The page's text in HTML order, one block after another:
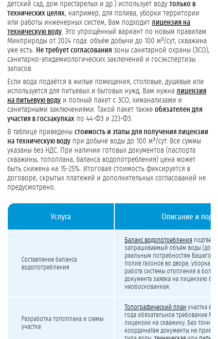
детский сад, дом престарелых и др.) использует воду только в
технических целях, например, для полива, уборки территории
или работы инженерных систем, Вам подходит лицензия на
техническую воду . Это упрощённый вариант по новым правилам
Минприроды от 2024 года: объём добычи до 100 м³/сут, скважина
уже есть. Не требует согласования зоны санитарной охраны (ЗСО),
санитарно-эпидемиологических заключений и госэкспертизы
запасов.
Если вода подаётся в жилые помещения, столовые, душевые или
используется для питьевых и бытовых нужд, Вам нужна лицензия
на питьевую воду и полный пакет с ЗСО, химанализами и
санитарными заключениями. Такой пакет также обязателен для
участия в госзакупках по 44-ФЗ и 223-ФЗ.
В таблице приведены стоимость и этапы для получения лицензии
на техническую воду при добыче воды до 100 м³/сут. Все суммы
указаны без НДС. При наличии готовых документов (паспорта
скважины, топоплана, баланса водопотребления) цена может
быть снижена на 15–25%. Итоговая стоимость фиксируется в
договоре, скрытых платежей и дополнительных согласований не
предусмотрено.
Услуга Описание и
Составление баланса
водопотребления
Баланс водопотребления
запрашиваемый объём воды (до
реальным потребностям Вашего
полив газонов во дворе, уборка
работа системы отопления в
документа заявка на лицензию
необоснованная.
Разработка топоплана и схемы
участка
Топографический план участка в
года обязательное требование
лицензии на скважину. Без
координатам документы не